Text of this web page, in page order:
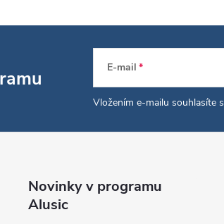
E-mail
Vložením e-mailu souhlasíte s
Novinky v programu
Alusic